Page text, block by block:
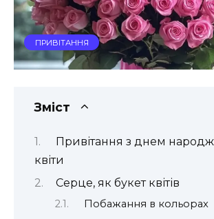
ПРИВІТАННЯ
Зміст
Привітання з днем
квіти
Серце, як букет квітів
Побажання в кольорах